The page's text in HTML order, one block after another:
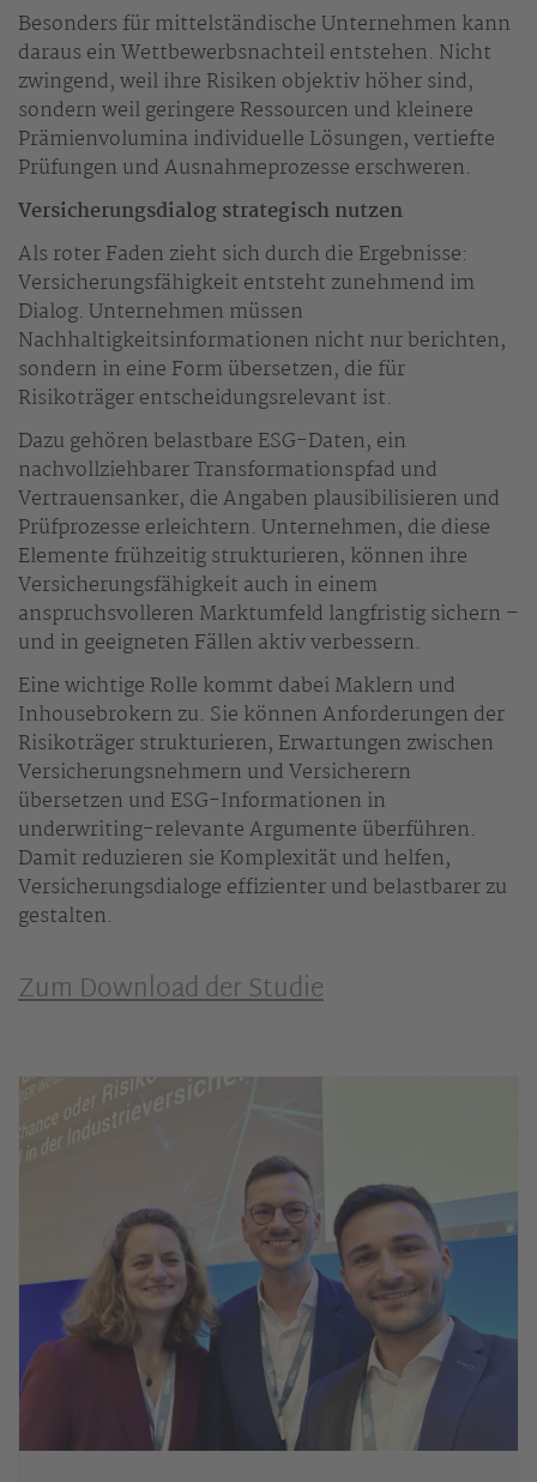
Besonders für mittelständische Unternehmen kann
daraus ein Wettbewerbsnachteil entstehen. Nicht
zwingend, weil ihre Risiken objektiv höher sind,
sondern weil geringere Ressourcen und kleinere
Prämienvolumina individuelle Lösungen, vertiefte
Prüfungen und Ausnahmeprozesse erschweren.
Versicherungsdialog strategisch nutzen
Als roter Faden zieht sich durch die Ergebnisse:
Versicherungsfähigkeit entsteht zunehmend im
Dialog. Unternehmen müssen
Nachhaltigkeitsinformationen nicht nur berichten,
sondern in eine Form übersetzen, die für
Risikoträger entscheidungsrelevant ist.
Dazu gehören belastbare ESG-Daten, ein
nachvollziehbarer Transformationspfad und
Vertrauensanker, die Angaben plausibilisieren und
Prüfprozesse erleichtern. Unternehmen, die diese
Elemente frühzeitig strukturieren, können ihre
Versicherungsfähigkeit auch in einem
anspruchsvolleren Marktumfeld langfristig sichern –
und in geeigneten Fällen aktiv verbessern.
Eine wichtige Rolle kommt dabei Maklern und
Inhousebrokern zu. Sie können Anforderungen der
Risikoträger strukturieren, Erwartungen zwischen
Versicherungsnehmern und Versicherern
übersetzen und ESG-Informationen in
underwriting-relevante Argumente überführen.
Damit reduzieren sie Komplexität und helfen,
Versicherungsdialoge effizienter und belastbarer zu
gestalten.
Zum Download der Studie